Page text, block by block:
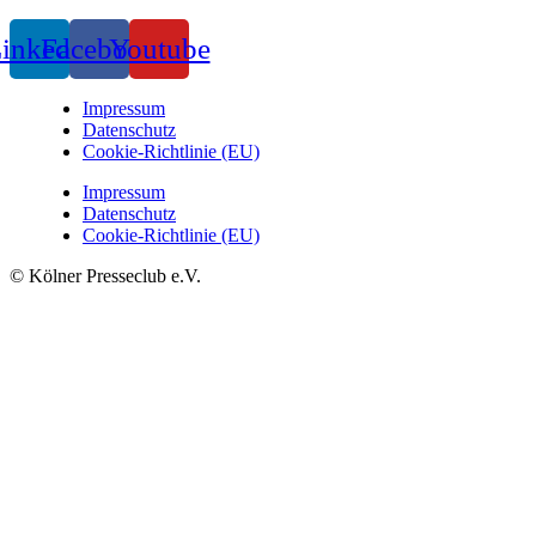
FacebookYoutube
Impressum
Datenschutz
Cookie-Richtlinie (EU)
Impressum
Datenschutz
Cookie-Richtlinie (EU)
© Kölner Presseclub e.V.